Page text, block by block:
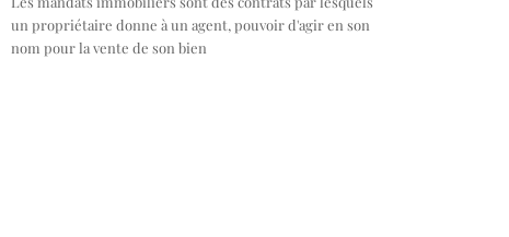
un propriétaire donne à un agent, pouvoir d'agir en son
nom pour la vente de son bien